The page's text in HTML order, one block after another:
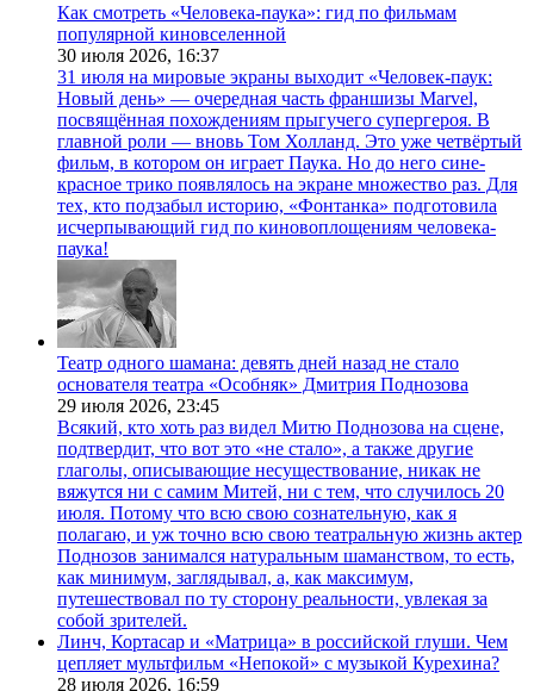
Как смотреть «Человека-паука»: гид по фильмам
популярной киновселенной
30 июля 2026, 16:37
31 июля на мировые экраны выходит «Человек-паук:
Новый день» — очередная часть франшизы Marvel,
посвящённая похождениям прыгучего супергероя. В
главной роли — вновь Том Холланд. Это уже четвёртый
фильм, в котором он играет Паука. Но до него сине-
красное трико появлялось на экране множество раз. Для
тех, кто подзабыл историю, «Фонтанка» подготовила
исчерпывающий гид по киновоплощениям человека-
паука!
Театр одного шамана: девять дней назад не стало
основателя театра «Особняк» Дмитрия Поднозова
29 июля 2026, 23:45
Всякий, кто хоть раз видел Митю Поднозова на сцене,
подтвердит, что вот это «не стало», а также другие
глаголы, описывающие несуществование, никак не
вяжутся ни с самим Митей, ни с тем, что случилось 20
июля. Потому что всю свою сознательную, как я
полагаю, и уж точно всю свою театральную жизнь актер
Поднозов занимался натуральным шаманством, то есть,
как минимум, заглядывал, а, как максимум,
путешествовал по ту сторону реальности, увлекая за
собой зрителей.
Линч, Кортасар и «Матрица» в российской глуши. Чем
цепляет мультфильм «Непокой» с музыкой Курехина?
28 июля 2026, 16:59